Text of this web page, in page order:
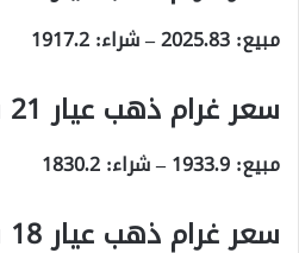
مبيع:2025.83– شراء:1917.2
سعر غرام ذهب عيار 21 في تركيا
مبيع:1933.9– شراء:1830.2
سعر غرام ذهب عيار 18 في تركيا